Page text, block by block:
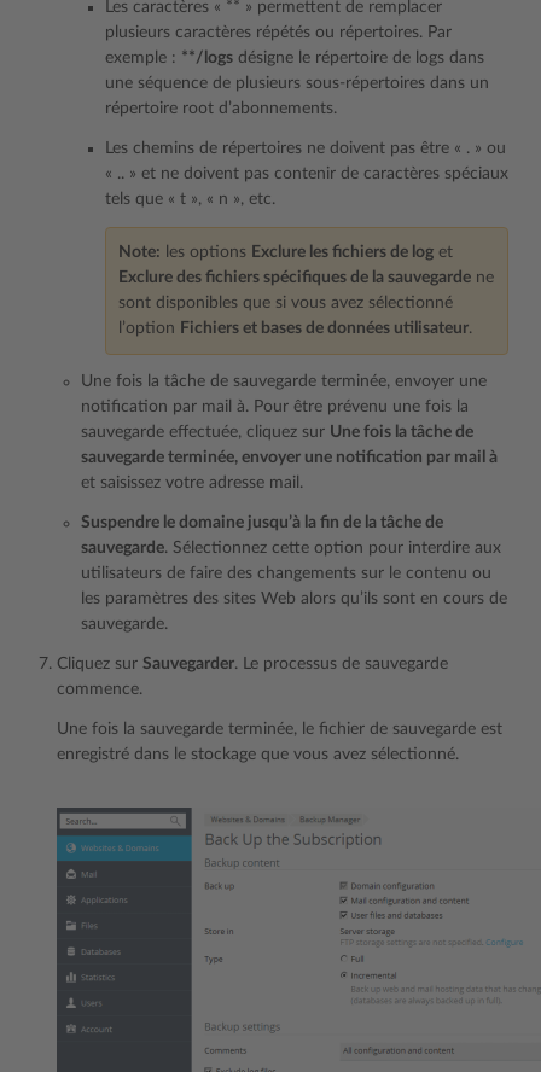
Les caractères « ** » permettent de remplacer
plusieurs caractères répétés ou répertoires. Par
exemple : **/logs désigne le répertoire de logs dans
une séquence de plusieurs sous-répertoires dans un
répertoire root d’abonnements.
Les chemins de répertoires ne doivent pas être « . » ou
« .. » et ne doivent pas contenir de caractères spéciaux
tels que « t », « n », etc.
Note: les options Exclure les fichiers de log et
Exclure des fichiers spécifiques de la sauvegarde ne
sont disponibles que si vous avez sélectionné
l’option Fichiers et bases de données utilisateur.
Une fois la tâche de sauvegarde terminée, envoyer une
notification par mail à. Pour être prévenu une fois la
sauvegarde effectuée, cliquez sur Une fois la tâche de
sauvegarde terminée, envoyer une notification par mail à
et saisissez votre adresse mail.
Suspendre le domaine jusqu’à la fin de la tâche de
sauvegarde. Sélectionnez cette option pour interdire aux
utilisateurs de faire des changements sur le contenu ou
les paramètres des sites Web alors qu’ils sont en cours de
sauvegarde.
Cliquez sur Sauvegarder. Le processus de sauvegarde
commence.
Une fois la sauvegarde terminée, le fichier de sauvegarde est
enregistré dans le stockage que vous avez sélectionné.